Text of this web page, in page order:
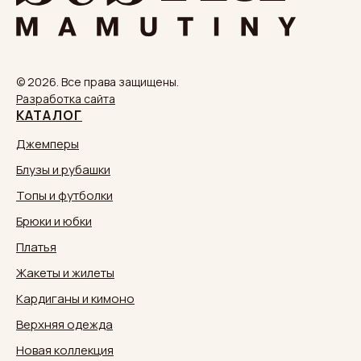
© 2026. Все права защищены.
Разработка сайта
КАТАЛОГ
Джемперы
Блузы и рубашки
Топы и футболки
Брюки и юбки
Платья
Жакеты и жилеты
Кардиганы и кимоно
Верхняя одежда
Новая коллекция